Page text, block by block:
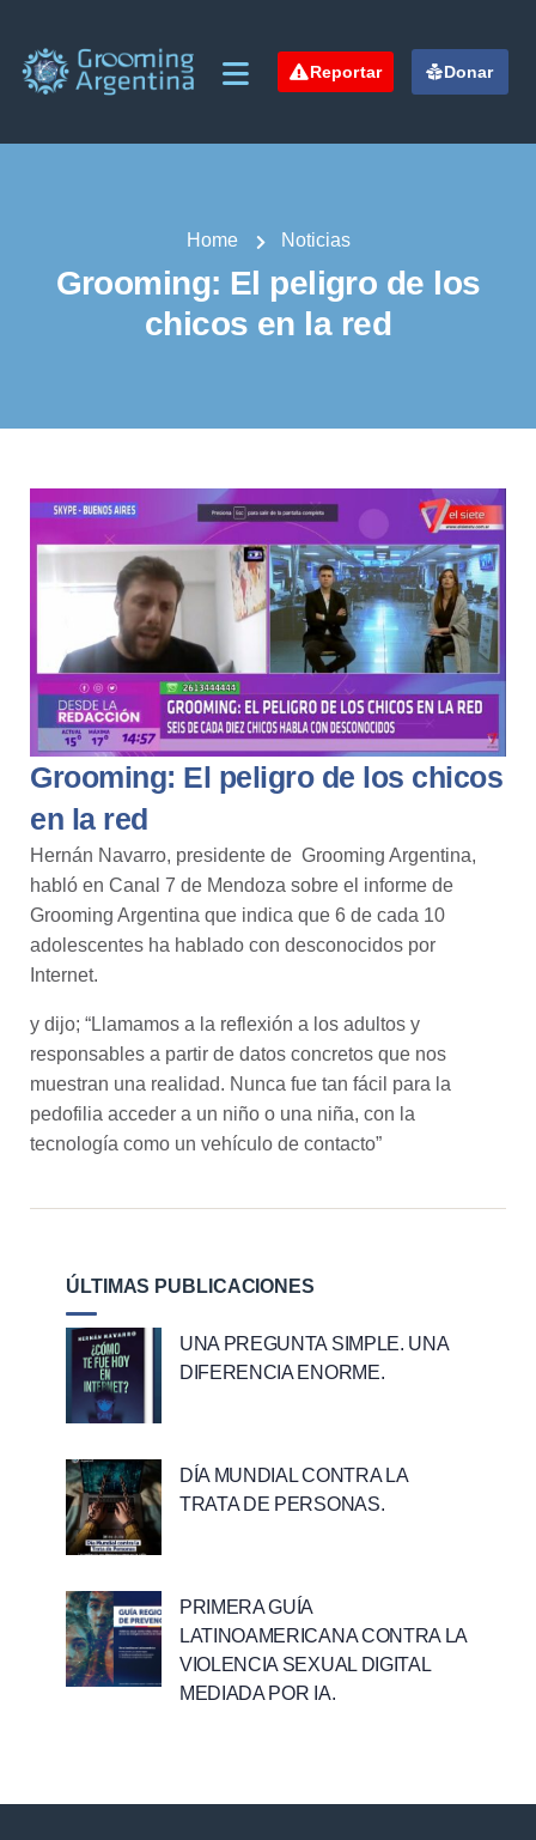
Reportar Donar
Home Noticias
Grooming: El peligro de los
chicos en la red
Grooming: El peligro de los chicos
en la red
Hernán Navarro, presidente de Grooming Argentina,
habló en Canal 7 de Mendoza sobre el informe de
Grooming Argentina que indica que 6 de cada 10
adolescentes ha hablado con desconocidos por
Internet.
y dijo; “Llamamos a la reflexión a los adultos y
responsables a partir de datos concretos que nos
muestran una realidad. Nunca fue tan fácil para la
pedofilia acceder a un niño o una niña, con la
tecnología como un vehículo de contacto”
ÚLTIMAS PUBLICACIONES
UNA PREGUNTA SIMPLE. UNA
DIFERENCIA ENORME.
DÍA MUNDIAL CONTRA LA
TRATA DE PERSONAS.
PRIMERA GUÍA
LATINOAMERICANA CONTRA LA
VIOLENCIA SEXUAL DIGITAL
MEDIADA POR IA.